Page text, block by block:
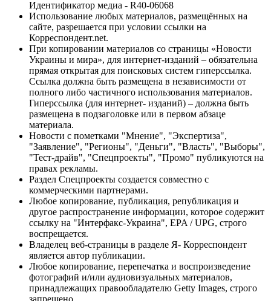
Идентификатор медиа - R40-06068
Использование любых материалов, размещённых на
сайте, разрешается при условии ссылки на
Корреспондент.net.
При копировании материалов со страницы «Новости
Украины и мира», для интернет-изданий – обязательна
прямая открытая для поисковых систем гиперссылка.
Ссылка должна быть размещена в независимости от
полного либо частичного использования материалов.
Гиперссылка (для интернет- изданий) – должна быть
размещена в подзаголовке или в первом абзаце
материала.
Новости с пометками "Мнение", "Экспертиза",
"Заявление", "Регионы", "Деньги", "Власть", "Выборы",
"Тест-драйв", "Спецпроекты", "Промо" публикуются на
правах рекламы.
Раздел Спецпроекты создается совместно с
коммерческими партнерами.
Любое копирование, публикация, републикация и
другое распространение информации, которое содержит
ссылку на "Интерфакс-Украина", EPA / UPG, строго
воспрещается.
Владелец веб-страницы в разделе Я- Корреспондент
является автор публикации.
Любое копирование, перепечатка и воспроизведение
фотографий и/или аудиовизуальных материалов,
принадлежащих правообладателю Getty Images, строго
запрещено.